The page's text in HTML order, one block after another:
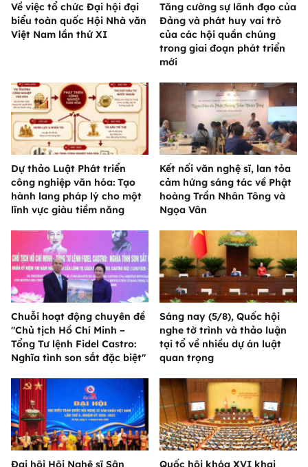
Về việc tổ chức Đại hội đại
biểu toàn quốc Hội Nhà văn
Việt Nam lần thứ XI
Tăng cường sự lãnh đạo của
Đảng và phát huy vai trò
của các hội quần chúng
trong giai đoạn phát triển
mới
Dự thảo Luật Phát triển
công nghiệp văn hóa: Tạo
hành lang pháp lý cho một
lĩnh vực giàu tiềm năng
Kết nối văn nghệ sĩ, lan tỏa
cảm hứng sáng tác về Phật
hoàng Trần Nhân Tông và
Ngọa Vân
Chuỗi hoạt động chuyên đề
"Chủ tịch Hồ Chí Minh –
Tổng Tư lệnh Fidel Castro:
Nghĩa tình son sắt đặc biệt"
Sáng nay (5/8), Quốc hội
nghe tờ trình và thảo luận
tại tổ về nhiều dự án luật
quan trọng
Đại hội Hội Nghệ sĩ Sân Quốc hội khóa XVI khai